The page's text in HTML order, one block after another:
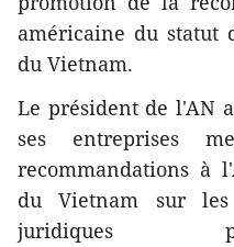
américaine du statut
du Vietnam.
Le président de l'AN
ses entreprises
recommandations à
du Vietnam sur
juridiques